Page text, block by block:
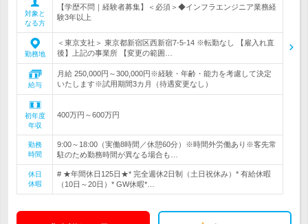
対象と
なる方
【学歴不問｜経験者募集】＜必須＞◆インフラエンジニア業務経
験3年以上
勤務地
＜東京支社＞ 東京都新宿区西新宿7-5-14 ※転勤なし 【雇入れ直
後】上記の事業所 【変更の範囲…
給与
月給 250,000円～300,000円※経験・年齢・能力を考慮して決定
いたします※試用期間3カ月（待遇変更なし）
初年度
年収
400万円～600万円
勤務
時間
9:00～18:00（実働8時間／休憩60分）※時間外労働あり※客先常
駐のため勤務時間が異なる場合も…
休日
休暇
# ★年間休日125日★* 完全週休2日制（土日祝休み）* 有給休暇
（10日～20日）* GW休暇*…